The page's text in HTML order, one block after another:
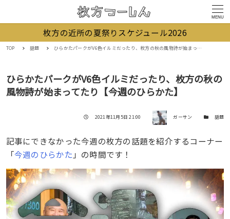
MENU
枚方の近所の夏祭りスケジュール2026
TOP 話題 ひらかたパークがV6色イルミだったり、枚方の秋の風物詩が始まってたり【今週のひらかた】
ひらかたパークがV6色イルミだったり、枚方の秋の
風物詩が始まってたり【今週のひらかた】
投稿日
2021年11月5日 21:00 著者 ガーサン カテゴリー
話題
記事にできなかった今週の枚方の話題を紹介するコーナー
「今週のひらかた 」の時間です！